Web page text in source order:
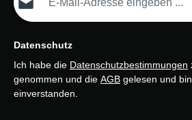
Datenschutz
Ich habe die Datenschutzbestimmungen
genommen und die AGB gelesen und
einverstanden.